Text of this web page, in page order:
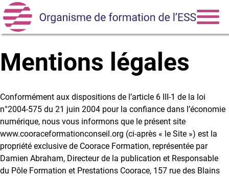
Mentions légales
Conformément aux dispositions de l’article 6 III-1 de la loi
n°2004-575 du 21 juin 2004 pour la confiance dans l’économie
numérique, nous vous informons que le présent site
www.cooraceformationconseil.org (ci-après « le Site ») est la
propriété exclusive de Coorace Formation, représentée par
Damien Abraham, Directeur de la publication et Responsable
du Pôle Formation et Prestations Coorace, 157 rue des Blains
Nos formations
Comment financer nos formations ?
Nos formations outre-mer
Nos accompagnements
Vita air
Cèdre